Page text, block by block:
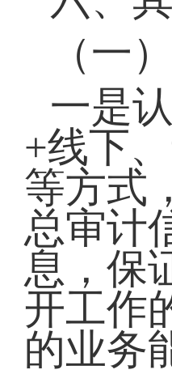
（一
一是
+线下
等方式
总审计
息，保
开工作
的业务